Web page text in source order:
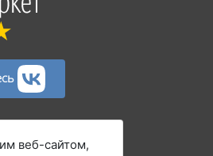
веб-сайтом,